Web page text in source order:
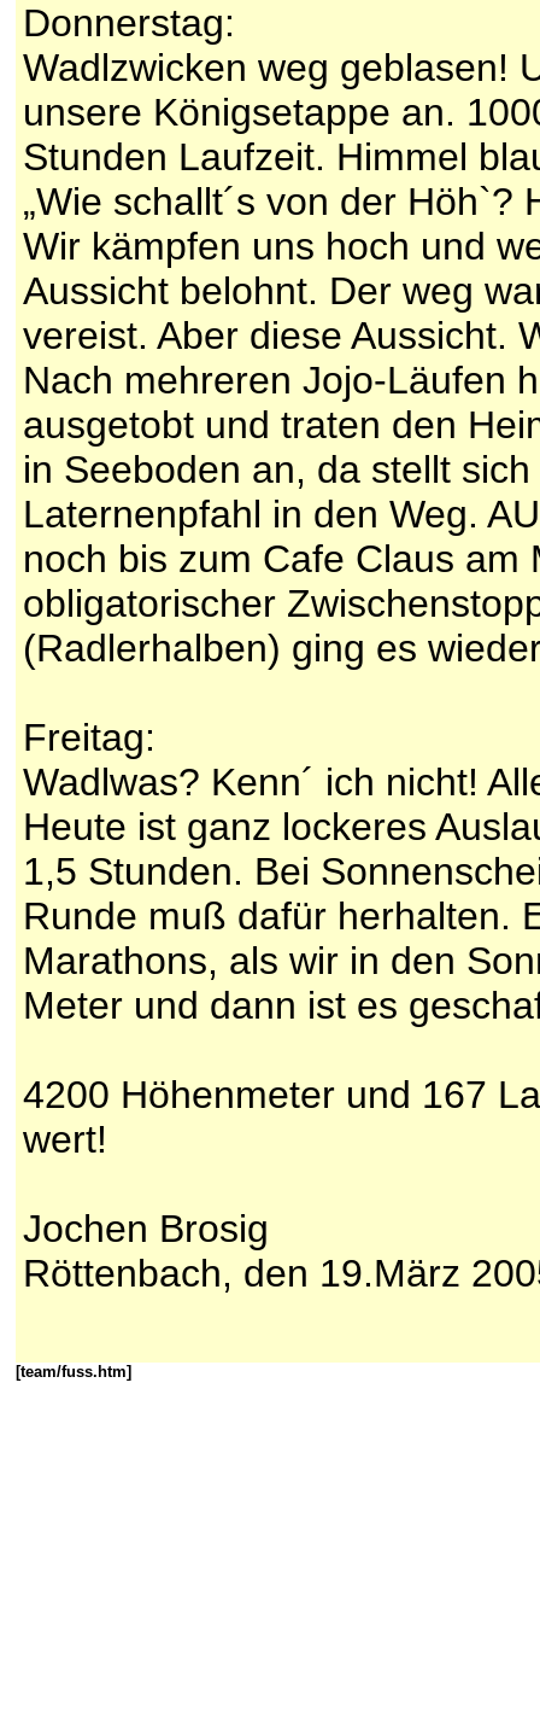
Donnerstag:
Wadlzwicken weg geblasen!
unsere Königsetappe an.
Stunden Laufzeit. Himmel
„Wie schallt´s von der
Wir kämpfen uns hoch und
Aussicht belohnt. Der weg
vereist. Aber diese Aussicht.
Nach mehreren Jojo-Läufen
ausgetobt und traten den
in Seeboden an, da stellt
Laternenpfahl in den Weg.
noch bis zum Cafe Claus
obligatorischer
(Radlerhalben) ging es
Freitag:
Wadlwas? Kenn´ ich nicht!
Heute ist ganz lockeres
1,5 Stunden. Bei
Runde muß dafür herhalten.
Marathons, als wir in den
Meter und dann ist es
4200 Höhenmeter und 167
wert!
Jochen Brosig
Röttenbach, den 19.März
[team/fuss.htm]